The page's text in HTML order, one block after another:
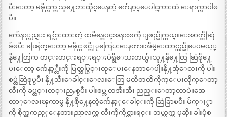
ပီးေတာ့ မခိုင္လက္က သူ႔ေဘးထိုင္ေနတဲ့ က်ေနာ့္ေပါင္ၾကားထဲ ေရာက္လာပါၿ
ပီ။
က်ေနာ္လည္း ရင္လ်ားထားတဲ့ ထမိန္အေပၚအနားစကို ျဖည္လိုက္တယ္။ေအာက္ထိဆြဲ
ခ်ၿပီး ခၽြတ္ေတာ့ မခိုင္က ဖင္ကို ႂကြေပးေနတာ။အိမ္ေထာင္သည္ဆိုေပမယ့္
နို႔ေတြက တင္းတင္းရင္းရင္းပဲရွိေသးတယ္ဗ်။သူ႔နို႔ေတြ ဆြဲစို႔ေ
ပးေတာ့ က်ေနာ့္လီးကို ပြတ္သပ္ဂြင္းထုေပးေနတာေပါ့။နို႔အုံေလးကို ပါး
စပ္ထဲဆြဲစုပ္ၿပီး နို႔သီးေခါင္းေလးေတြ မထိတထိကိုက္ေပးလိုက္ေတာ့
လီးကို ခပ္တင္းတင္းညႇစ္ၿပီး ပါးစပ္က တအီးအီး ညည္းေတာ့တာပဲ။အေ
တာ္ေလးၾကာမွ နို႔စို႔ေနတဲ့က်ေနာ့္ေခါင္းကို ဆြဲခြာၿပီး မ်က္ႏွာ
ကို စိုက္ၾကည့္ေနတာ။ညာလက္က လီးကိုကိုင္ထားရင္း ဘယ္လက္က ပုဆိုး ခါးပုံစ